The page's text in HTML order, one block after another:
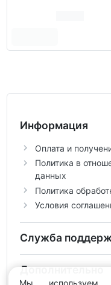
Информация
Оплата и
Политика в
данных
Политика
Условия
Служба
Дополнительно
Мы используем